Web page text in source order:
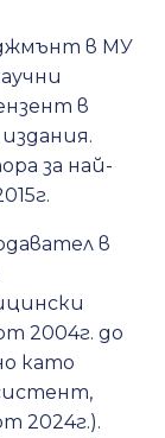
в МУ
в
за най-
в
2004г. до
като
2024г.).